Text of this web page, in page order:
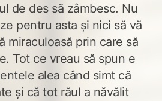
de des să zâmbesc. Nu
pentru asta și nici să vă
miraculoasă prin care să
Tot ce vreau să spun e
alea când simt că
și că tot răul a năvălit